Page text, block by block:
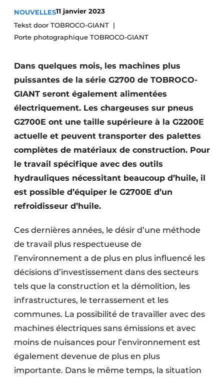
Termes et conditions
Video’s
Construction bois
Contrôle d’accès
Éclairage
Fondations
Façades
Géotextiles
Infrastructures souterraines et égouttage
Protection solaire
Rénovation
Software
Techniques ferroviaires
Travaux ferroviaires
NOUVELLES11 janvier 2023
Tekst door TOBROCO-GIANT
Porte photographique TOBROCO-GIANT
Dans quelques mois, les machines plus
puissantes de la série G2700 de TOBROCO-
GIANT seront également alimentées
électriquement. Les chargeuses sur pneus
G2700E ont une taille supérieure à la G2200E
actuelle et peuvent transporter des palettes
complètes de matériaux de construction. Pour
le travail spécifique avec des outils
hydrauliques nécessitant beaucoup d’huile, il
est possible d’équiper le G2700E d’un
refroidisseur d’huile.
Ces dernières années, le désir d’une méthode
de travail plus respectueuse de
l’environnement a de plus en plus influencé les
décisions d’investissement dans des secteurs
tels que la construction et la démolition, les
infrastructures, le terrassement et les
communes. La possibilité de travailler avec des
machines électriques sans émissions et avec
moins de nuisances pour l’environnement est
également devenue de plus en plus
importante. Dans le même temps, la situation